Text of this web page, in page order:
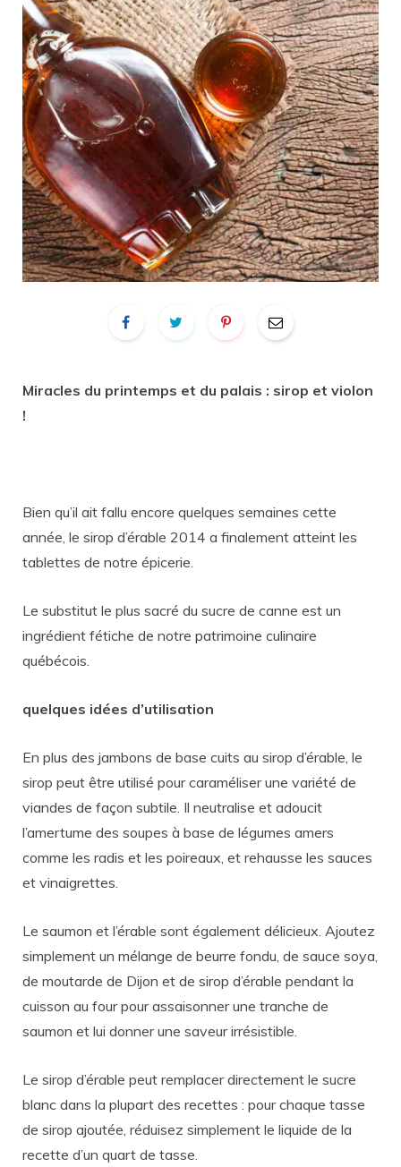
Miracles du printemps et du palais : sirop et violon
!
Bien qu’il ait fallu encore quelques semaines cette
année, le sirop d’érable 2014 a finalement atteint les
tablettes de notre épicerie.
Le substitut le plus sacré du sucre de canne est un
ingrédient fétiche de notre patrimoine culinaire
québécois.
quelques idées d’utilisation
En plus des jambons de base cuits au sirop d’érable, le
sirop peut être utilisé pour caraméliser une variété de
viandes de façon subtile. Il neutralise et adoucit
l’amertume des soupes à base de légumes amers
comme les radis et les poireaux, et rehausse les sauces
et vinaigrettes.
Le saumon et l’érable sont également délicieux. Ajoutez
simplement un mélange de beurre fondu, de sauce soya,
de moutarde de Dijon et de sirop d’érable pendant la
cuisson au four pour assaisonner une tranche de
saumon et lui donner une saveur irrésistible.
Le sirop d’érable peut remplacer directement le sucre
blanc dans la plupart des recettes : pour chaque tasse
de sirop ajoutée, réduisez simplement le liquide de la
recette d’un quart de tasse.